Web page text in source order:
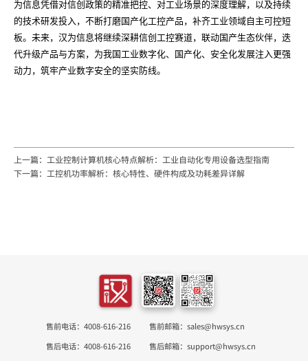
为信息凭借对信创政策的精准把控、对工业场景的深度理解，以及持续
的技术研发投入，不断打磨国产化工控产品，补齐工业领域自主可控短
板。未来，汉为信息将继续深耕信创工控赛道，联动国产生态伙伴，迭
代升级产品与方案，为我国工业数字化、国产化、安全化发展注入更强
动力，筑牢产业数字安全的坚实防线。
上一篇：工业控制计算机核心特点解析：工业自动化专用设备选型指南
下一篇：工控机功率解析：核心特性、硬件构成及功耗差异详解
售前电话：4008-616-216 售前邮箱：sales@hwsys.cn
售后电话：4008-616-216 售后邮箱：support@hwsys.cn